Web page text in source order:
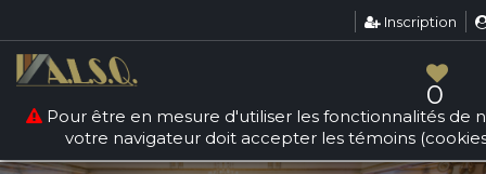
: count(): Parameter must be an array or an object
that implements Countable in
/srv/users/sallesquebec/apps/sallesdereception/
Inscription
0
Pour être en mesure d'utiliser les fonctionnalités de
votre navigateur doit accepter les témoins